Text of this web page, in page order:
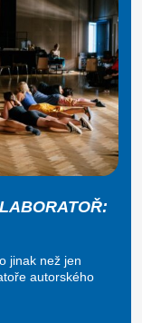
jinak než jen
autorského